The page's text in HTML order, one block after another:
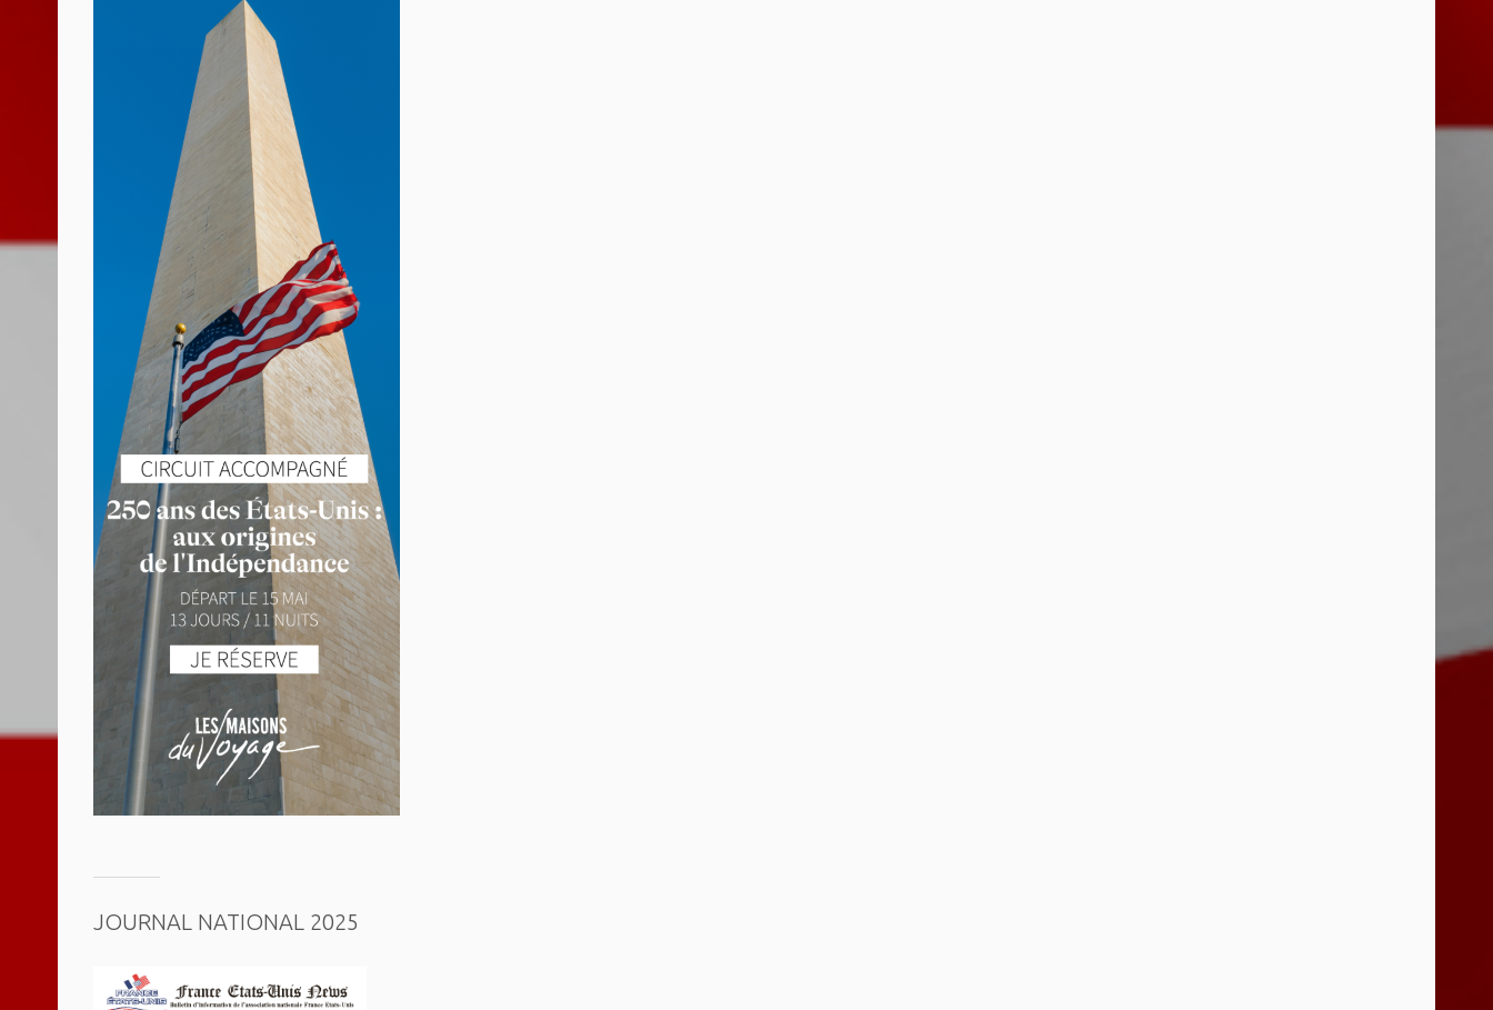
JOURNAL NATIONAL 2025